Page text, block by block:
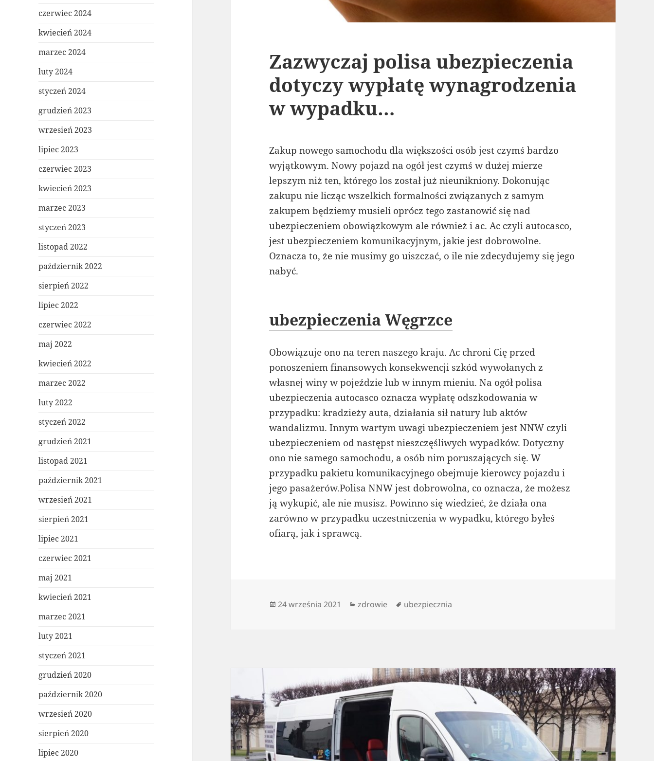
czerwiec 2024
kwiecień 2024
marzec 2024
luty 2024
styczeń 2024
grudzień 2023
wrzesień 2023
lipiec 2023
czerwiec 2023
kwiecień 2023
marzec 2023
styczeń 2023
listopad 2022
październik 2022
sierpień 2022
lipiec 2022
czerwiec 2022
maj 2022
kwiecień 2022
marzec 2022
luty 2022
styczeń 2022
grudzień 2021
listopad 2021
październik 2021
wrzesień 2021
sierpień 2021
lipiec 2021
czerwiec 2021
maj 2021
kwiecień 2021
marzec 2021
luty 2021
styczeń 2021
grudzień 2020
październik 2020
wrzesień 2020
sierpień 2020
lipiec 2020
Zazwyczaj polisa ubezpieczenia
dotyczy wypłatę wynagrodzenia
w wypadku…
Zakup nowego samochodu dla większości osób jest czymś bardzo
wyjątkowym. Nowy pojazd na ogół jest czymś w dużej mierze
lepszym niż ten, którego los został już nieunikniony. Dokonując
zakupu nie licząc wszelkich formalności związanych z samym
zakupem będziemy musieli oprócz tego zastanowić się nad
ubezpieczeniem obowiązkowym ale również i ac. Ac czyli autocasco,
jest ubezpieczeniem komunikacyjnym, jakie jest dobrowolne.
Oznacza to, że nie musimy go uiszczać, o ile nie zdecydujemy się jego
nabyć.
ubezpieczenia Węgrzce
Obowiązuje ono na teren naszego kraju. Ac chroni Cię przed
ponoszeniem finansowych konsekwencji szkód wywołanych z
własnej winy w pojeździe lub w innym mieniu. Na ogół polisa
ubezpieczenia autocasco oznacza wypłatę odszkodowania w
przypadku: kradzieży auta, działania sił natury lub aktów
wandalizmu. Innym wartym uwagi ubezpieczeniem jest NNW czyli
ubezpieczeniem od następst nieszczęśliwych wypadków. Dotyczny
ono nie samego samochodu, a osób nim poruszających się. W
przypadku pakietu komunikacyjnego obejmuje kierowcy pojazdu i
jego pasażerów.Polisa NNW jest dobrowolna, co oznacza, że możesz
ją wykupić, ale nie musisz. Powinno się wiedzieć, że działa ona
zarówno w przypadku uczestniczenia w wypadku, którego byłeś
ofiarą, jak i sprawcą.
Data
24 września 2021 Kategorie
zdrowie Tagi
ubezpiecznia